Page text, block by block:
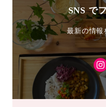
SNS で
最新の情報